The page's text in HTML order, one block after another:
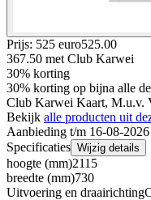
Prijs: 525 euro525.00
367.50 met Club Karwei
30% korting
30% korting op bijna alle
Club Karwei Kaart, M.u.v.
Bekijk alle producten uit
Aanbieding t/m 16-08-2026
Specificaties Wijzig details
hoogte (mm)2115
breedte (mm)730
Uitvoering en draairichting